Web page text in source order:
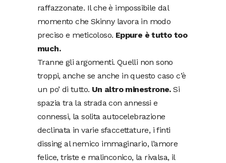
raffazzonate. Il che è impossibile dal
momento che Skinny lavora in modo
preciso e meticoloso. Eppure è tutto too
much.
Tranne gli argomenti. Quelli non sono
troppi, anche se anche in questo caso c’è
un po’ di tutto. Un altro minestrone.Si
spazia tra la strada con annessi e
connessi, la solita autocelebrazione
declinata in varie sfaccettature, i finti
dissing al nemico immaginario, l’amore
felice, triste e malinconico, la rivalsa, il